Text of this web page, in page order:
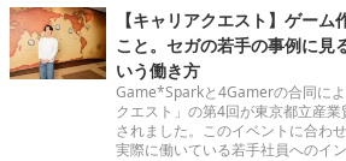
【キャリアクエスト】ゲーム
こと。セガの若手の事例に見
いう働き方
Game*Sparkと4Gamerの合同に
クエスト」の第4回が東京都立産
されました。このイベントに合わ
実際に働いている若手社員へのイ